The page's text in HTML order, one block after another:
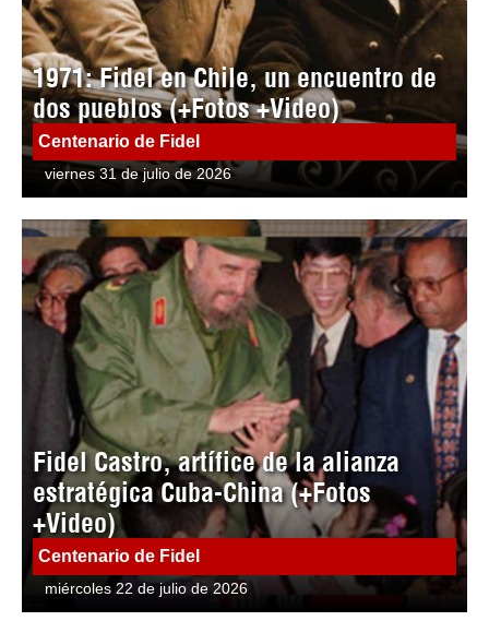
1971: Fidel en Chile, un encuentro de
dos pueblos (+Fotos +Video)
Centenario de Fidel
viernes 31 de julio de 2026
Fidel Castro, artífice de la alianza
estratégica Cuba-China (+Fotos
+Video)
Centenario de Fidel
miércoles 22 de julio de 2026